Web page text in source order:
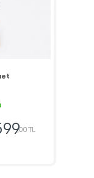
,00 TL